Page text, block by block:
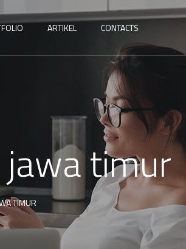
ARTIKEL CONTACTS
timur
TIMUR